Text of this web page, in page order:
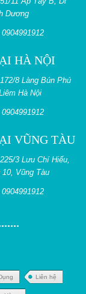
Dương
0904991912
HÀ NỘI
172/8 Làng Bún Phú
Hà Nội
0904991912
VŨNG TÀU
225/3 Lưu Chí Hiếu,
Vũng Tàu
0904991912
Liên hệ